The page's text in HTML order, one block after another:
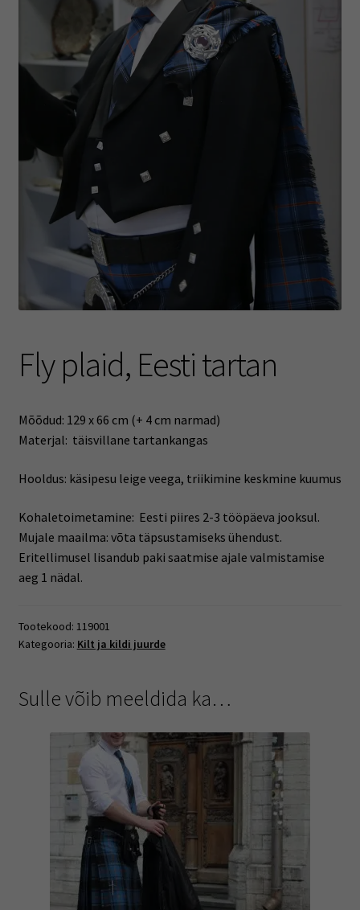
Fly plaid, Eesti tartan
Mõõdud: 129 x 66 cm (+ 4 cm narmad)
Materjal: täisvillane tartankangas
Hooldus: käsipesu leige veega, triikimine keskmine kuumus
Kohaletoimetamine: Eesti piires 2-3 tööpäeva jooksul.
Mujale maailma: võta täpsustamiseks ühendust.
Eritellimusel lisandub paki saatmise ajale valmistamise
aeg 1 nädal.
Tootekood: 119001
Kategooria: Kilt ja kildi juurde
Sulle võib meeldida ka…